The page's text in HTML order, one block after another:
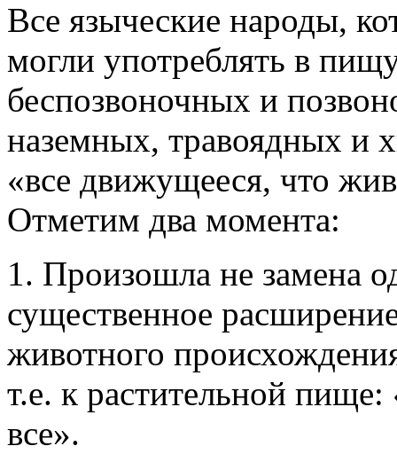
Все языческие народы,
могли употреблять в
беспозвоночных и
наземных, травоядных и
«все движущееся, что
Отметим два момента:
1. Произошла не замена
существенное
животного
т.е. к растительной
все».